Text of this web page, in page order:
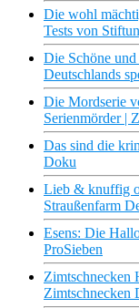
Die wohl
Tests von
Die Schöne
Deutschlands
Die Mordserie
Serienmörder |
Das sind die
Doku
Lieb & knuffig
Straußenfarm
Esens: Die
ProSieben
Zimtschnecken
Zimtschnecken